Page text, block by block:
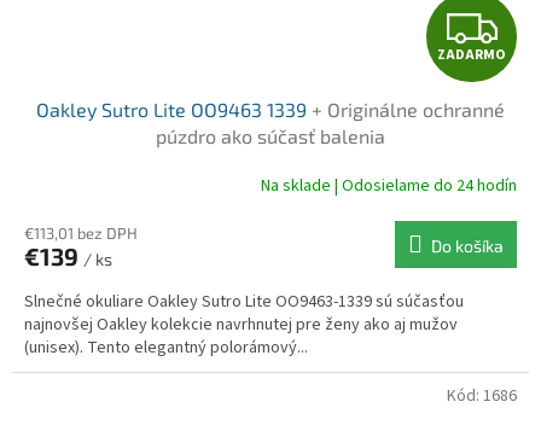
Z
A
D
A
R
M
ZADARMO
Oakley Sutro Lite OO9463 1339 + Originálne ochranné
púzdro ako súčasť balenia
Na sklade | Odosielame do 24 hodín
€113,01 bez DPH
€139 / ks
Do košíka
Slnečné okuliare Oakley Sutro Lite OO9463-1339 sú súčasťou
najnovšej Oakley kolekcie navrhnutej pre ženy ako aj mužov
(unisex). Tento elegantný polorámový...
Kód: 1686